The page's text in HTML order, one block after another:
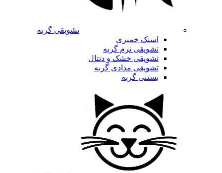
تشویقی گربه
اسنک خمیری
تشویقی نرم گربه
تشویقی خشک و دنتال
تشویقی مدادی گربه
بستنی گربه